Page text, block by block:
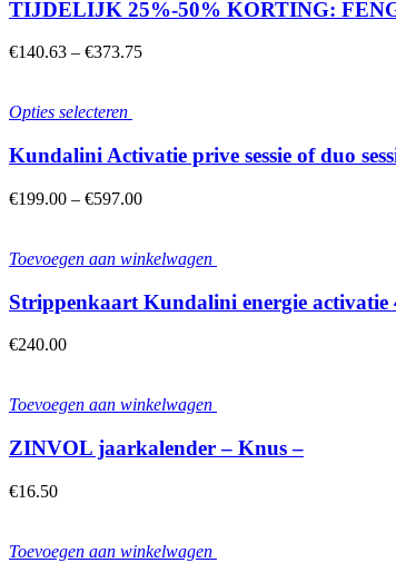
TIJDELIJK 25%-50% KORTING:
€140.63 – €373.75
Opties selecteren
Kundalini Activatie prive sessie of duo
€199.00 – €597.00
Toevoegen aan winkelwagen
Strippenkaart Kundalini energie activatie
€240.00
Toevoegen aan winkelwagen
ZINVOL jaarkalender – Knus –
€16.50
Toevoegen aan winkelwagen